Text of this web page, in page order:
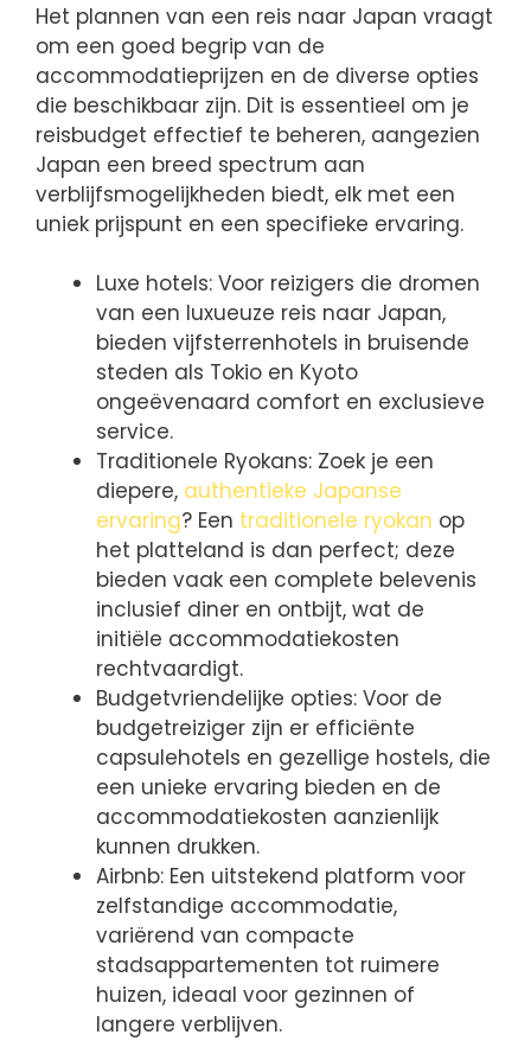
Het plannen van een reis naar Japan vraagt
om een goed begrip van de
accommodatieprijzen en de diverse opties
die beschikbaar zijn. Dit is essentieel om je
reisbudget effectief te beheren, aangezien
Japan een breed spectrum aan
verblijfsmogelijkheden biedt, elk met een
uniek prijspunt en een specifieke ervaring.
Luxe hotels: Voor reizigers die dromen
van een luxueuze reis naar Japan,
bieden vijfsterrenhotels in bruisende
steden als Tokio en Kyoto
ongeëvenaard comfort en exclusieve
service.
Traditionele Ryokans: Zoek je een
diepere, authentieke Japanse
ervaring? Een traditionele ryokan op
het platteland is dan perfect; deze
bieden vaak een complete belevenis
inclusief diner en ontbijt, wat de
initiële accommodatiekosten
rechtvaardigt.
Budgetvriendelijke opties: Voor de
budgetreiziger zijn er efficiënte
capsulehotels en gezellige hostels, die
een unieke ervaring bieden en de
accommodatiekosten aanzienlijk
kunnen drukken.
Airbnb: Een uitstekend platform voor
zelfstandige accommodatie,
variërend van compacte
stadsappartementen tot ruimere
huizen, ideaal voor gezinnen of
langere verblijven.